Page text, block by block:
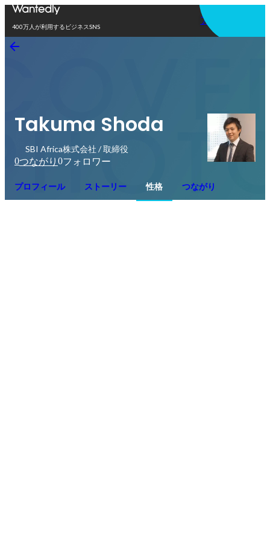
400万人が利用するビジネスSNS
アプリを使う
Takuma Shoda
SBI Africa株式会社 / 取締役
0つながり 0フォロワー
プロフィール ストーリー 性格 つながり